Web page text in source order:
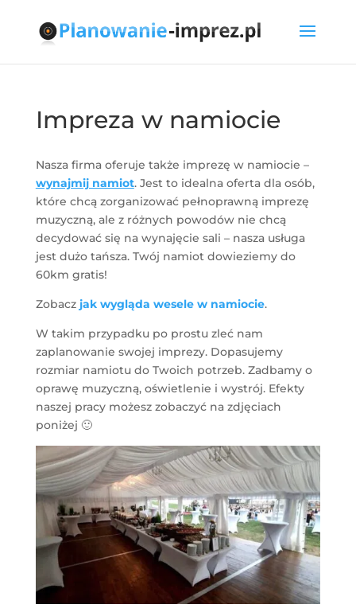
Impreza w namiocie
Nasza firma oferuje także imprezę w namiocie –
wynajmij namiot. Jest to idealna oferta dla osób,
które chcą zorganizować pełnoprawną imprezę
muzyczną, ale z różnych powodów nie chcą
decydować się na wynajęcie sali – nasza usługa
jest dużo tańsza. Twój namiot dowieziemy do
60km gratis!
Zobacz jak wygląda wesele w namiocie.
W takim przypadku po prostu zleć nam
zaplanowanie swojej imprezy. Dopasujemy
rozmiar namiotu do Twoich potrzeb. Zadbamy o
oprawę muzyczną, oświetlenie i wystrój. Efekty
naszej pracy możesz zobaczyć na zdjęciach
poniżej 🙂